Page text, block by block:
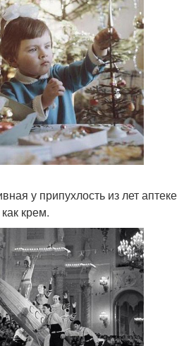
у припухлость из лет аптеке
крем.